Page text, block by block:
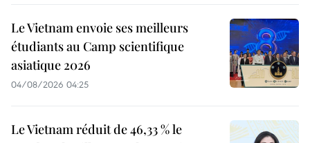
Le Vietnam envoie ses meilleurs
étudiants au Camp scientifique
asiatique 2026
04/08/2026 04:25
Le Vietnam réduit de 46,33 % le